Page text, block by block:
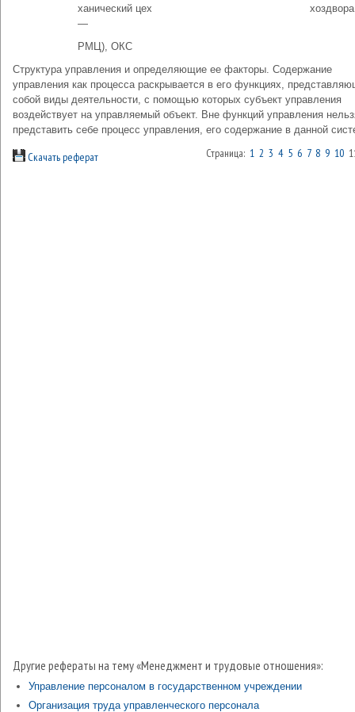
ханический цех
—
PМЦ), ОКС
хоздвора
Структура управления и определяющие ее факторы. Содержание
управления как процесса раскрывается в его функциях,
собой виды деятельности, с помощью которых субъект управления
воздействует на управляемый объект. Вне функций управления
представить себе процесс управления, его содержание в данной
Скачать реферат Страница: 1 2 3 4 5 6 7 8 9 10
Другие рефераты на тему «Менеджмент и трудовые отношения»:
Управление персоналом в государственном учреждении
Организация труда управленческого персонала